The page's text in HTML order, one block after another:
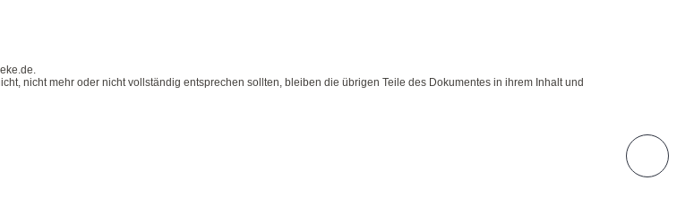
nicht mehr oder nicht vollständig entsprechen sollten, bleiben die übrigen Teile des Dokumentes in ihrem Inhalt und